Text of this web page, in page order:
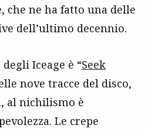
che ne ha fatto una delle
dell’ultimo decennio.
Iceage è “Seek
nove tracce del disco,
al nichilismo è
Le crepe